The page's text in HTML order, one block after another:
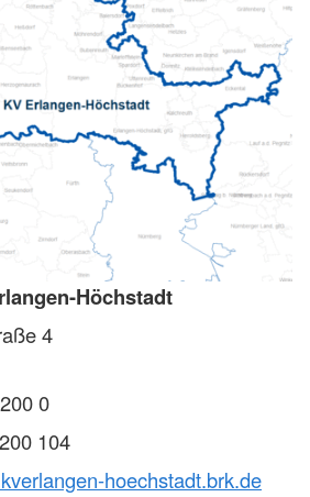
Höchstadt
4
0
104
hoechstadt.brk.de